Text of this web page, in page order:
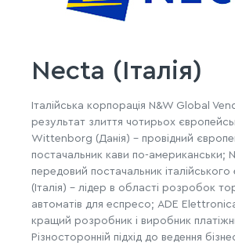
Necta (Італія)
Італійська корпорація N&W Global
результат злиття чотирьох
Wittenborg (Данія) - провідний
постачальник кави по-американськи;
передовий постачальник
(Італія) - лідер в області розробок
автоматів для еспресо; ADE
кращий розробник і виробник
Різносторонній підхід до ведення